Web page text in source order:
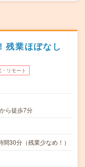
残業ほぼなし
・リモート
ら徒歩7分
30分（残業少なめ！）